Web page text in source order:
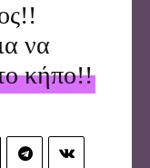
να
κήπο!!